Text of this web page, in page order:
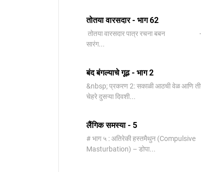
तोतया वारसदार - भाग 62
तोतया वारसदार पात्र रचना बबन -
सारंग...
बंद बंगल्याचे गूढ - भाग 2
&nbsp; प्रकरण 2: सकाळी आठची वेळ आणि
चेहरे दुसऱ्या दिवशी...
लैंगिक समस्या - 5
# भाग ५ : अतिरेकी हस्तमैथुन (Compulsive
Masturbation) – डोपा...